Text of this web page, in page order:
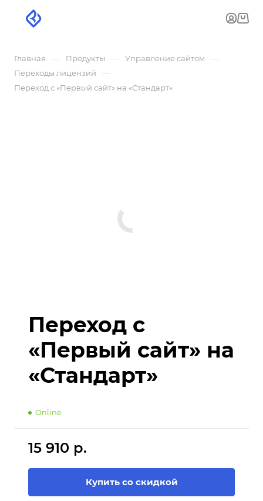
Главная — Продукты — Управление сайтом —
Переходы лицензий —
Переход с «Первый сайт» на «Стандарт»
Переход с
«Первый сайт» на
«Стандарт»
Online
15 910 р.
Купить со скидкой